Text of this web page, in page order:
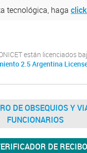
tecnológica, haga
están licenciados
2.5 Argentina
DE OBSEQUIOS Y
FUNCIONARIOS
DE